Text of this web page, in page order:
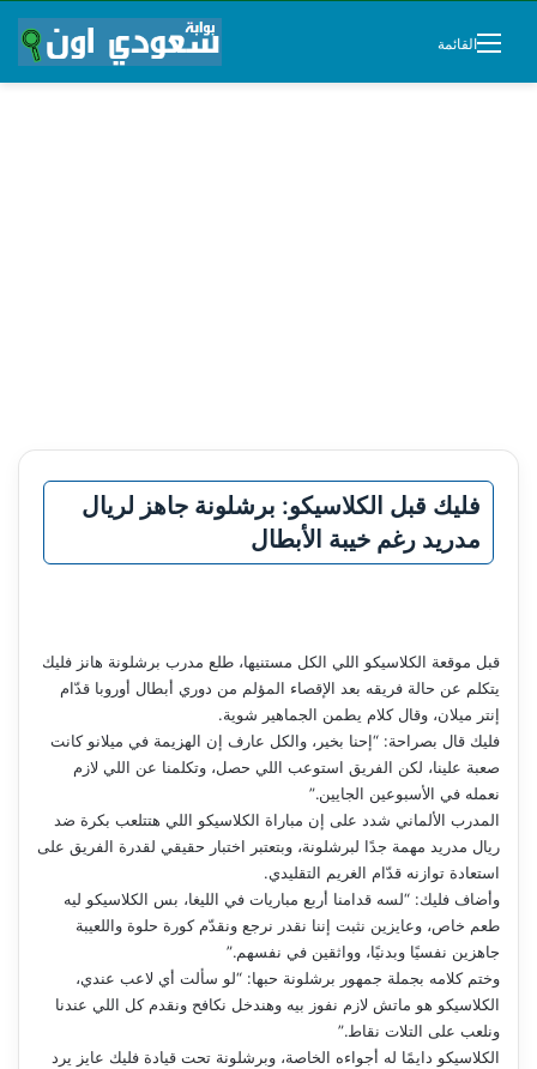
القائمة
فليك قبل الكلاسيكو: برشلونة جاهز لريال
مدريد رغم خيبة الأبطال
قبل موقعة الكلاسيكو اللي الكل مستنيها، طلع مدرب برشلونة هانز فليك
يتكلم عن حالة فريقه بعد الإقصاء المؤلم من دوري أبطال أوروبا قدّام
إنتر ميلان، وقال كلام يطمن الجماهير شوية.
فليك قال بصراحة: “إحنا بخير، والكل عارف إن الهزيمة في ميلانو كانت
صعبة علينا، لكن الفريق استوعب اللي حصل، وتكلمنا عن اللي لازم
نعمله في الأسبوعين الجايين.”
المدرب الألماني شدد على إن مباراة الكلاسيكو اللي هتتلعب بكرة ضد
ريال مدريد مهمة جدًا لبرشلونة، وبتعتبر اختبار حقيقي لقدرة الفريق على
استعادة توازنه قدّام الغريم التقليدي.
وأضاف فليك: “لسه قدامنا أربع مباريات في الليغا، بس الكلاسيكو ليه
طعم خاص، وعايزين نثبت إننا نقدر نرجع ونقدّم كورة حلوة واللعيبة
جاهزين نفسيًا وبدنيًا، وواثقين في نفسهم.”
وختم كلامه بجملة جمهور برشلونة حبها: “لو سألت أي لاعب عندي،
الكلاسيكو هو ماتش لازم نفوز بيه وهندخل نكافح ونقدم كل اللي عندنا
ونلعب على التلات نقاط.”
الكلاسيكو دايمًا له أجواءه الخاصة، وبرشلونة تحت قيادة فليك عايز يرد